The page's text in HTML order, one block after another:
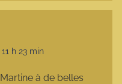
h 23 min
à de belles